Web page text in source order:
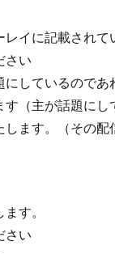
イに記載されて
さい
しているのであ
（主が話題にし
ます。（その
す。
さい